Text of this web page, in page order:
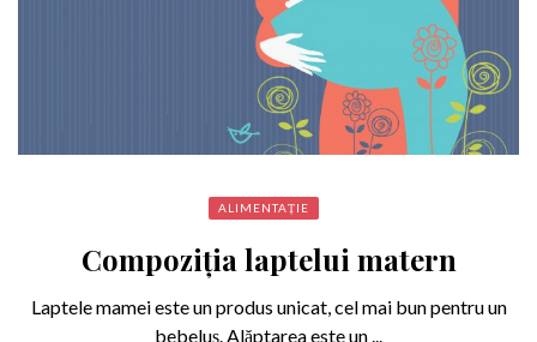
ALIMENTAȚIE
Compoziția laptelui matern
Laptele mamei este un produs unicat, cel mai bun pentru un
bebeluș. Alăptarea este un ...